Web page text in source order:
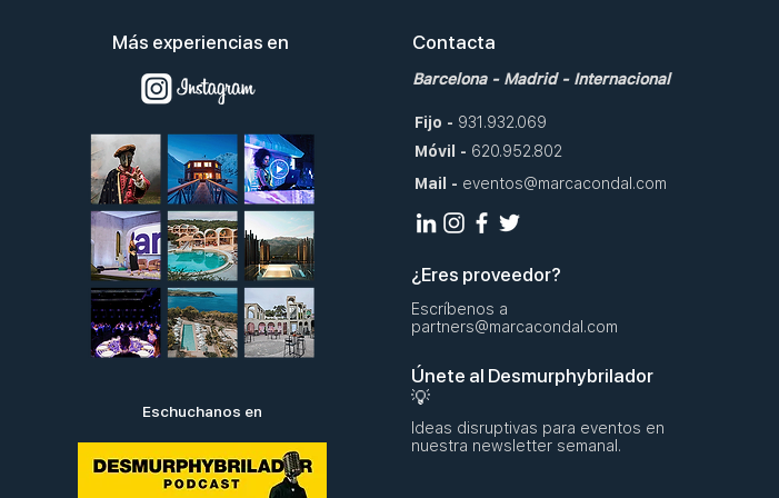
Más experiencias en
Eschuchanos en
Contacta
Barcelona- Madrid- Internacional
Fijo - 931.932.069
Móvil
- 620.952.802
Mail
- eventos@marcacondal.com
¿Eres proveedor?
Escríbenos a
partners@marcacondal.com
Únete al Desmurphybrilador
💡
Ideas disruptivas para eventos en
nuestra newsletter semanal.